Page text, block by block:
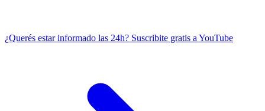
¿Querés estar informado las 24h? Suscribite gratis a YouTube